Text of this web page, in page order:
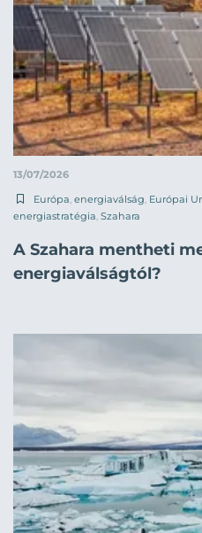
13/07/2026
Európa, energiaválság, Európai
energiastratégia, Szahara
A Szahara mentheti
energiaválságtól?